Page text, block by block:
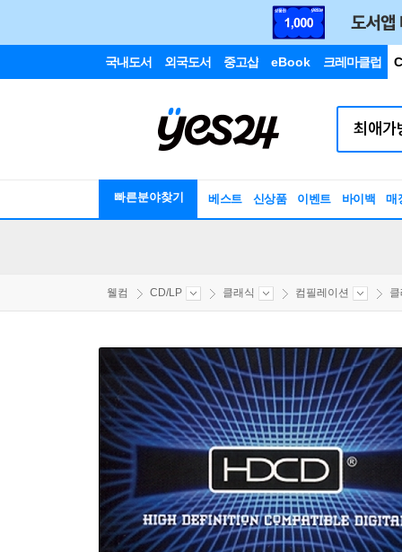
국내도서 외국도서 중고샵 eBook 크레마클럽
빠른분야찾기 베스트 신상품 이벤트 바이백 매
웰컴 CD/LP 클래식 컴필레이션